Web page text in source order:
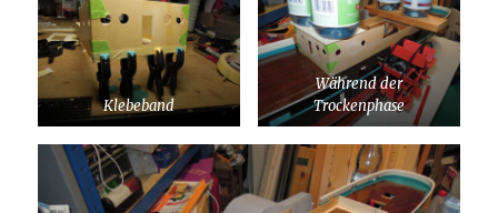
Klebeband
Während der
Trockenphase